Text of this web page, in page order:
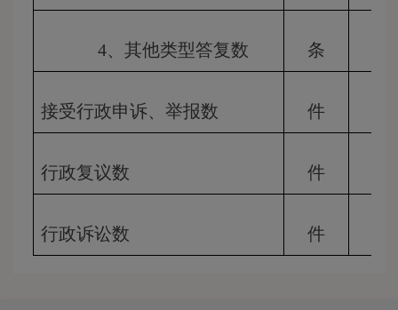
4、其他类型答复数 条
接受行政申诉、举报数 件
行政复议数 件
行政诉讼数 件